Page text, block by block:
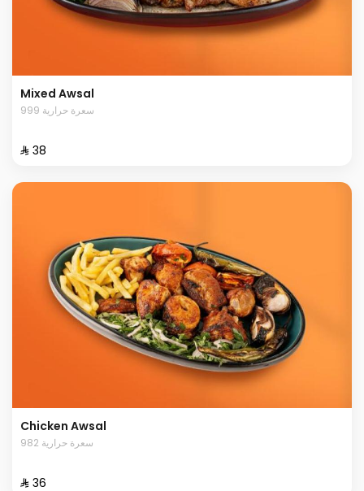
Mixed Awsal
999 سعرة حرارية
⁨⁦‪‬ 38⁩
Chicken Awsal
982 سعرة حرارية
⁨⁦‪‬ 36⁩